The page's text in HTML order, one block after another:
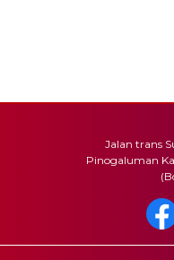
Jalan trans
Pinogaluman